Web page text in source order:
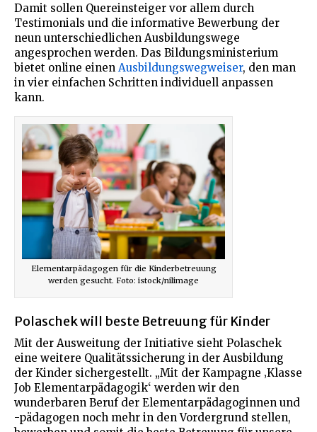
Damit sollen Quereinsteiger vor allem durch
Testimonials und die informative Bewerbung der
neun unterschiedlichen Ausbildungswege
angesprochen werden. Das Bildungsministerium
bietet online einen Ausbildungswegweiser, den man
in vier einfachen Schritten individuell anpassen
kann.
Elementarpädagogen für die Kinderbetreuung
werden gesucht. Foto: istock/nilimage
Polaschek will beste Betreuung für Kinder
Mit der Ausweitung der Initiative sieht Polaschek
eine weitere Qualitätssicherung in der Ausbildung
der Kinder sichergestellt. „Mit der Kampagne ‚Klasse
Job Elementarpädagogik‘ werden wir den
wunderbaren Beruf der Elementarpädagoginnen und
-pädagogen noch mehr in den Vordergrund stellen,